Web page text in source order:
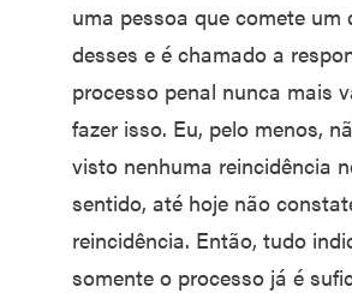
uma pessoa que comete um
desses e é chamado a
processo penal nunca mais
fazer isso. Eu, pelo menos,
visto nenhuma reincidência
sentido, até hoje não
reincidência. Então, tudo
somente o processo já é